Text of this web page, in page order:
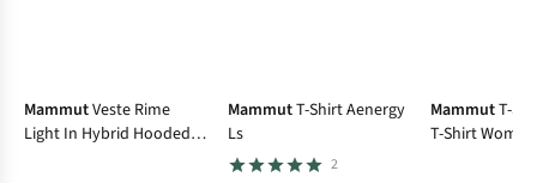
MammutVeste Rime
Light In Hybrid Hooded
MammutT-Shirt Aenergy
Ls
2
MammutT-
T-Shirt Women